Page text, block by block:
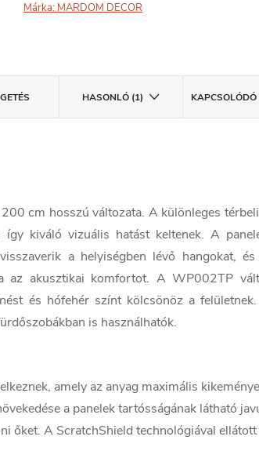
Márka: MARDOM DECOR
HASONLÓ (1) KAPCSOLÓDÓ
cm hosszú változata. A különleges
kiváló vizuális hatást keltenek. A
a helyiségben lévő hangokat,
az akusztikai komfortot. A WP002TP
és hófehér színt kölcsönöz a
is használhatók.
amely az anyag maximális
a panelek tartósságának látható
őket. A ScratchShield technológiával ellátott